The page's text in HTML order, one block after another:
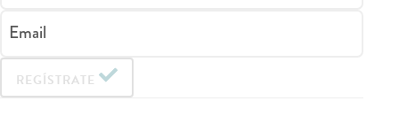
Email
REGÍSTRATE